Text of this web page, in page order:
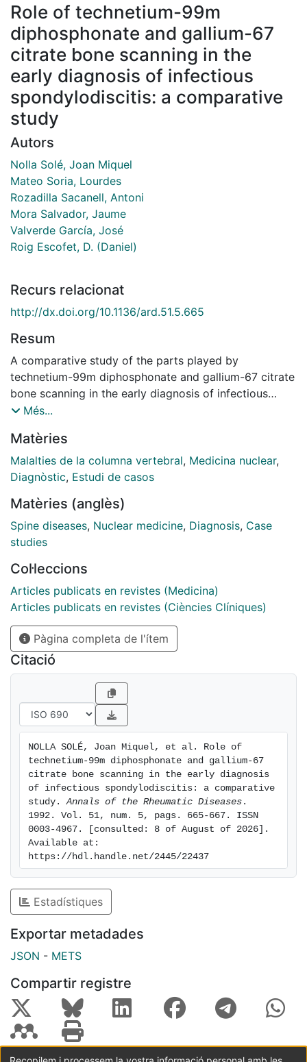
Role of technetium-99m
diphosphonate and gallium-67
citrate bone scanning in the
early diagnosis of infectious
spondylodiscitis: a comparative
study
Autors
Nolla Solé, Joan Miquel
Mateo Soria, Lourdes
Rozadilla Sacanell, Antoni
Mora Salvador, Jaume
Valverde García, José
Roig Escofet, D. (Daniel)
Recurs relacionat
http://dx.doi.org/10.1136/ard.51.5.665
Resum
A comparative study of the parts played by
technetium-99m diphosphonate and gallium-67 citrate
bone scanning in the early diagnosis of infectious
spondylodiscitis is presented. Nineteen patients were
years and eight women aged 18-72 years) had a
history of back pain varying in duration from one to 15
weeks. A 99mTc diphosphonate bone scan was
results had less than two weeks of back pain. The
67Ga citrate bone scan showed uptake in all patients.
Més...
Matèries
Malalties de la columna vertebral, Medicina nuclear,
Diagnòstic, Estudi de casos
Matèries (anglès)
Spine diseases, Nuclear medicine, Diagnosis, Case
studies
Col·leccions
Articles publicats en revistes (Medicina)
Articles publicats en revistes (Ciències Clíniques)
Pàgina completa de l'ítem
Citació
NOLLA SOLÉ, Joan Miquel, et al. Role of
technetium-99m diphosphonate and gallium-67
citrate bone scanning in the early diagnosis
of infectious spondylodiscitis: a comparative
study. Annals of the Rheumatic Diseases .
1992. Vol. 51, num. 5, pags. 665-667. ISSN
0003-4967. [consulted: 8 of August of 2026].
Available at:
https://hdl.handle.net/2445/22437
Estadístiques
Exportar metadades
JSON - METS
Compartir registre